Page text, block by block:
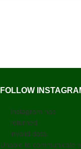
FOLLOW
Instagram has
returned
invalid data.
Unable to communicate